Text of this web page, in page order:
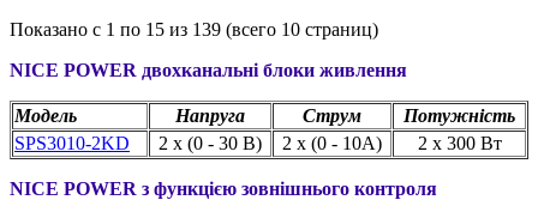
Показано с 1 по 15 из 139 (всего 10 страниц)
NICE POWER двохканальні блоки живлення
Модель Напруга Струм
Потужність
SPS3010-2KD
2 x (0 - 30 В) 2 x (0 - 10A) 2 x 300 Вт
NICE POWER з функцією зовнішнього контроля